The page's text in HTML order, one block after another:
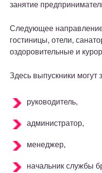
занятие
Следующее
гостиницы, отели,
оздоровительные и
Здесь выпускники могут
руководитель,
администратор,
менеджер,
начальник службы